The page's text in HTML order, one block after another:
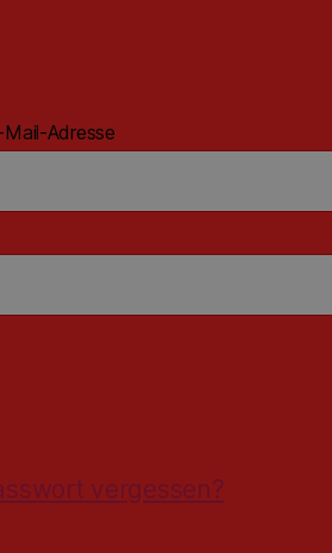
Adresse
vergessen?